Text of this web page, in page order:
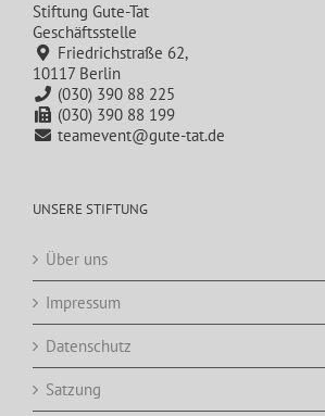
Stiftung Gute-Tat
Geschäftsstelle
Friedrichstraße 62,
10117 Berlin
(030) 390 88 225
(030) 390 88 199
teamevent@gute-tat.de
UNSERE STIFTUNG
Über uns
Impressum
Datenschutz
Satzung